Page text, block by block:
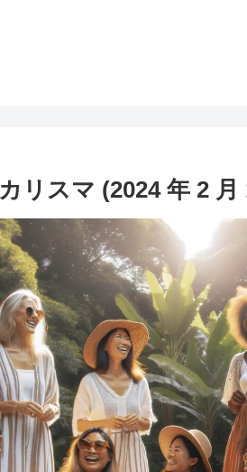
リスマ (2024 年 2 月